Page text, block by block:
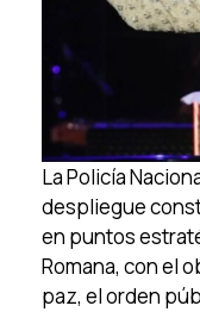
La Policía
despliegue
en puntos
Romana, con el
paz, el orden